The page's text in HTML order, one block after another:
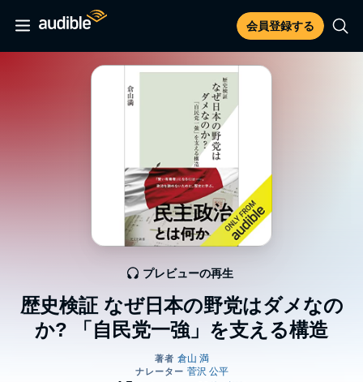
会員登録する
歴史検証 なぜ日本の野党はダメなの
か? 「自民党一強」を支える構造
プレビューの再生